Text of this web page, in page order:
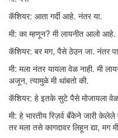
कॅशियर: आता गर्दी आहे. नंतर या.
मी: का म्हणून? मी लायनीत आलो आहे.
कॅशियर: बर मग, पैसे ठेउन जा. नंतर
मी: मला नंतर यायला वेळ नाही. मी
अजून, त्यामुळे मी थांबतो की.
कॅशियर: हे इतके सुटे पैसे मोजायला
मी: हे भारतीय रिज़र्व बँकेने जारी
तर मला तसे कागदावर लिहून द्या, मग